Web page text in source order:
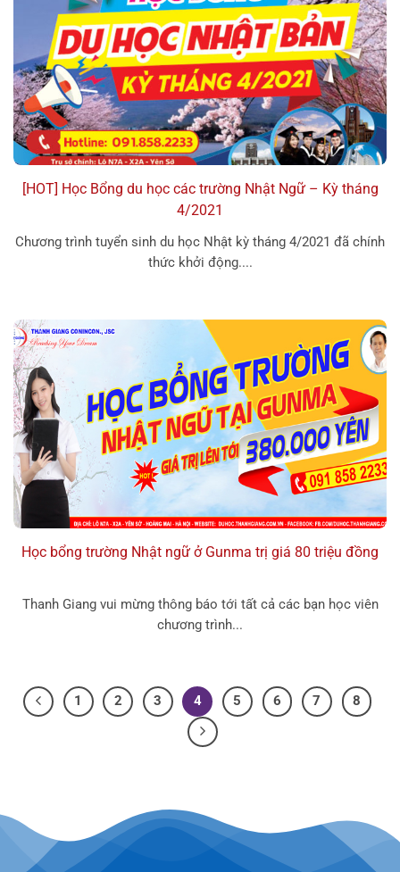
[HOT] Học Bổng du học các trường Nhật Ngữ – Kỳ tháng
4/2021
Chương trình tuyển sinh du học Nhật kỳ tháng 4/2021 đã chính
thức khởi động....
Học bổng trường Nhật ngữ ở Gunma trị giá 80 triệu đồng
Thanh Giang vui mừng thông báo tới tất cả các bạn học viên
chương trình...
1 2 3 4 5 6 7 8